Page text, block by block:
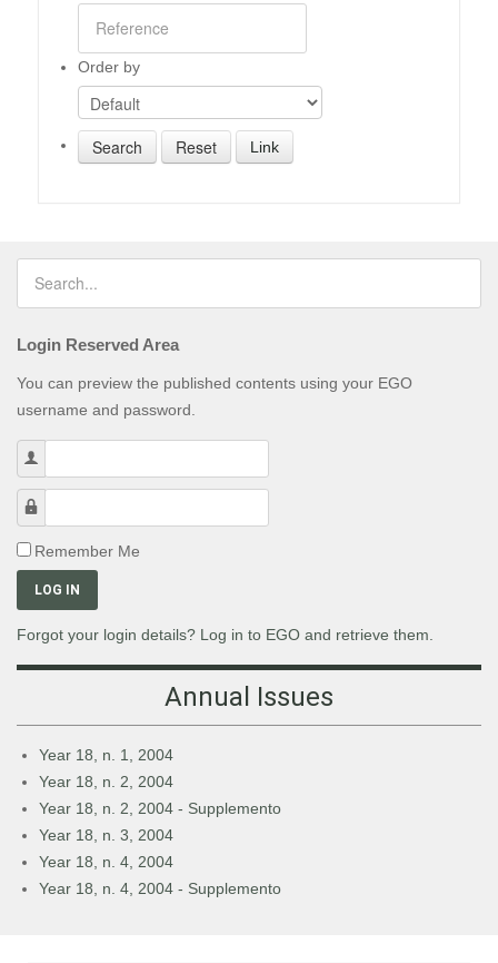
Order by
Link
Login Reserved Area
You can preview the published contents using your EGO
username and password.
Remember Me
LOG IN
Forgot your login details? Log in to EGO and retrieve them.
Annual Issues
Year 18, n. 1, 2004
Year 18, n. 2, 2004
Year 18, n. 2, 2004 - Supplemento
Year 18, n. 3, 2004
Year 18, n. 4, 2004
Year 18, n. 4, 2004 - Supplemento